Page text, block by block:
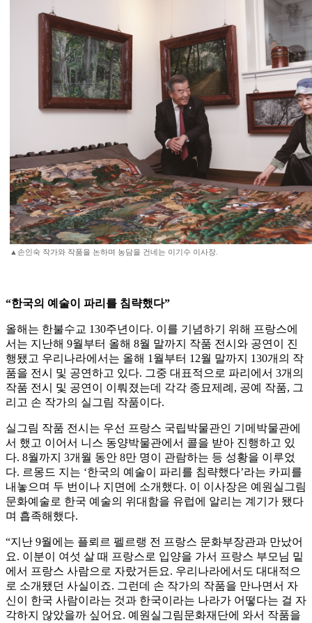
▲손인숙 작가와 작품을 논하며 농담을 건네는 이기수 이사장.
“한국의 예술이 파리를 침략했다”
올해는 한불수교 130주년이다. 이를 기념하기 위해 프랑스에
서는 지난해 9월부터 올해 8월 말까지 작품 전시와 공연이 진
행됐고 우리나라에서는 올해 1월부터 12월 말까지 130개의 작
품을 전시 및 공연하고 있다. 그중 대표적으로 파리에서 3개의
작품 전시 및 공연이 이뤄졌는데 각각 종묘제례, 공예 작품, 그
리고 손 작가의 실그림 작품이다.
실그림 작품 전시는 우선 프랑스 국립박물관인 기메박물관에
서 했고 이어서 니스 동양박물관에서 콜을 받아 진행하고 있
다. 8월까지 3개월 동안 8만 명이 관람하는 등 성황을 이루었
다. 르몽드 지는 ‘한국의 예술이 파리를 침략했다’라는 카피를
내놓으며 두 번이나 지면에 소개했다. 이 이사장은 예원실그림
문화예술로 한국 예술의 위대함을 유럽에 알리는 계기가 됐다
며 흡족해했다.
“지난 9월에는 플뢰르 펠르랭 전 프랑스 문화부장관과 만났어
요. 이분이 여섯 살 때 프랑스로 입양을 가서 프랑스 부모님 밑
에서 프랑스 사람으로 자랐거든요. 우리나라에서도 대대적으
로 소개됐던 사실이죠. 그런데 손 작가의 작품을 만나면서 자
신이 한국 사람이라는 것과 한국이라는 나라가 어떻다는 걸 자
각하지 않았을까 싶어요. 예원실그림문화재단에 와서 작품을